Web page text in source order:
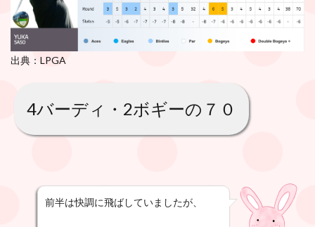
出典：LPGA
4バーディ・2ボギーの７０
前半は快調に飛ばしていましたが、